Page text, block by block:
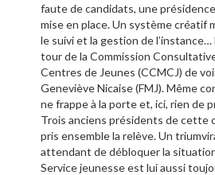
faute de candidats, une
mise en place. Un système créatif
le suivi et la gestion de
tour de la Commission
Centres de Jeunes (CCMCJ) de
Geneviève Nicaise (FMJ). Même
ne frappe à la porte et, ici, rien de
Trois anciens présidents de cette
pris ensemble la relève. Un
attendant de débloquer la
Service jeunesse est lui aussi